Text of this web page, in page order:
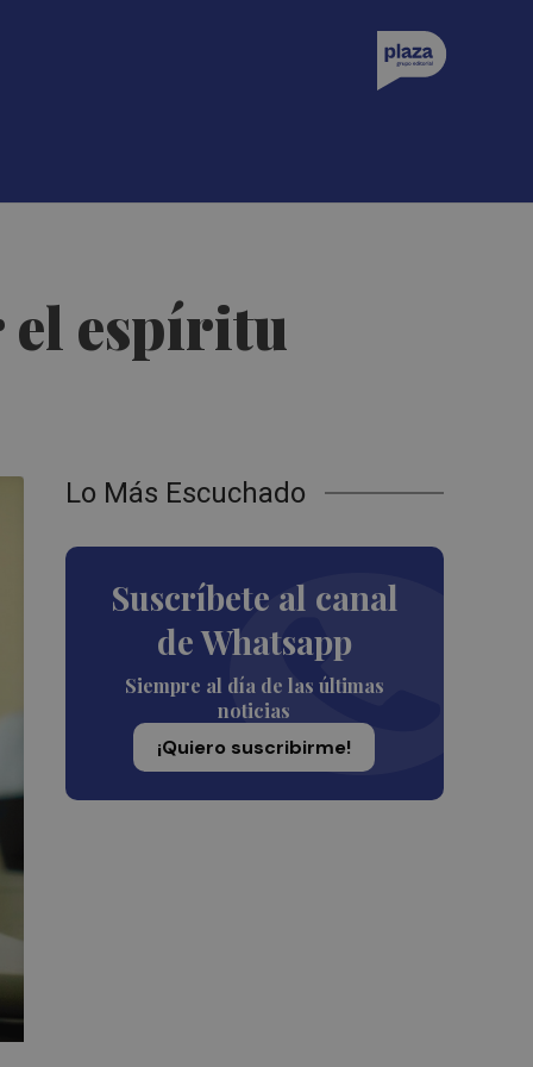
el espíritu
Lo Más Escuchado
Suscríbete al canal
de Whatsapp
Siempre al día de las últimas
noticias
¡Quiero suscribirme!